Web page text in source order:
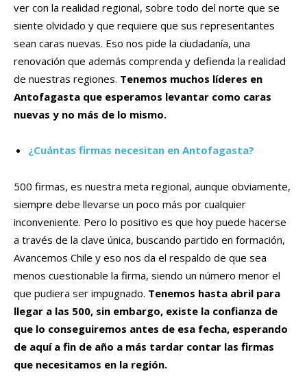
ver con la realidad regional, sobre todo del norte que se
siente olvidado y que requiere que sus representantes
sean caras nuevas. Eso nos pide la ciudadanía, una
renovación que además comprenda y defienda la realidad
de nuestras regiones. Tenemos muchos líderes en
Antofagasta que esperamos levantar como caras
nuevas y no más de lo mismo.
¿Cuántas firmas necesitan en Antofagasta?
500 firmas, es nuestra meta regional, aunque obviamente,
siempre debe llevarse un poco más por cualquier
inconveniente. Pero lo positivo es que hoy puede hacerse
a través de la clave única, buscando partido en formación,
Avancemos Chile y eso nos da el respaldo de que sea
menos cuestionable la firma, siendo un número menor el
que pudiera ser impugnado. Tenemos hasta abril para
llegar a las 500, sin embargo, existe la confianza de
que lo conseguiremos antes de esa fecha, esperando
de aquí a fin de año a más tardar contar las firmas
que necesitamos en la región.